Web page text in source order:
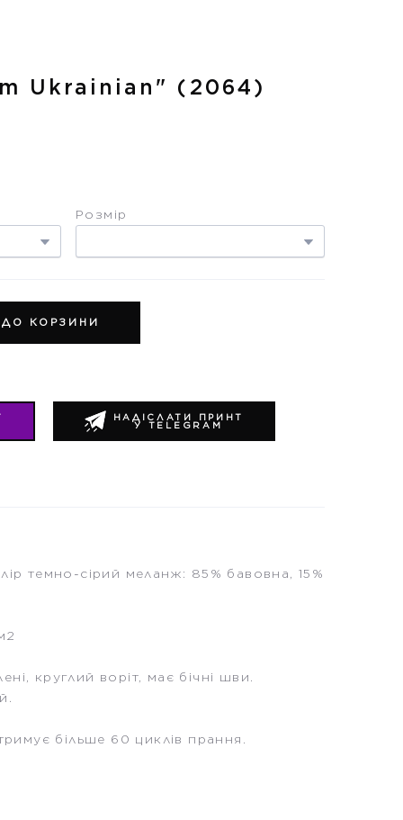
Ukrainian" (2064)
Розмір
КОРЗИНИ
НАДІСЛАТИ ПРИНТ
У TELEGRAM
темно-сірий меланж: 85% бавовна, 15%
круглий воріт, має бічні шви.
більше 60 циклів прання.